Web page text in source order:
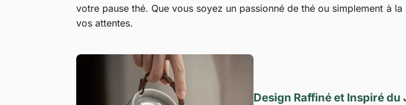
votre pause thé. Que vous soyez un passionné de thé ou simplement à
vos attentes.
Design Raffiné et Inspiré du